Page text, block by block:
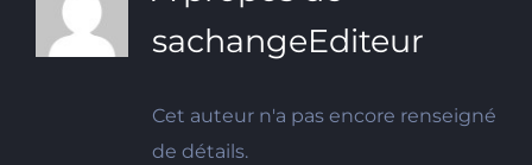
sachangeEditeur
Cet auteur n'a pas encore renseigné
de détails.